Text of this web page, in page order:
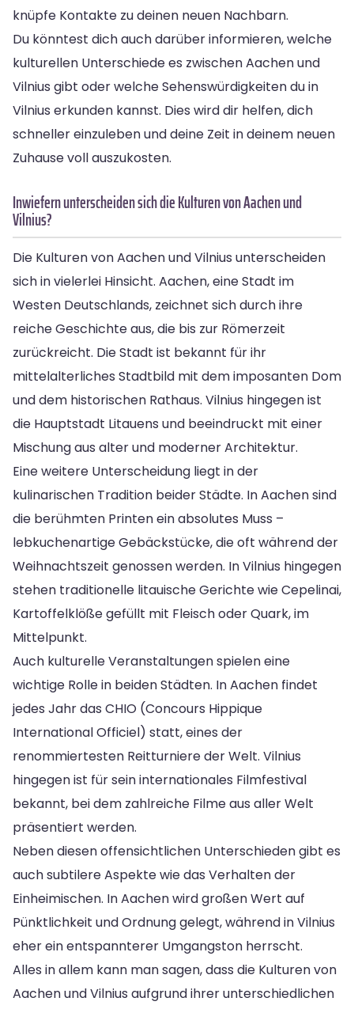
knüpfe Kontakte zu deinen neuen Nachbarn.
Du könntest dich auch darüber informieren, welche
kulturellen Unterschiede es zwischen Aachen und
Vilnius gibt oder welche Sehenswürdigkeiten du in
Vilnius erkunden kannst. Dies wird dir helfen, dich
schneller einzuleben und deine Zeit in deinem neuen
Zuhause voll auszukosten.
Inwiefern unterscheiden sich die Kulturen von Aachen und
Vilnius?
Die Kulturen von Aachen und Vilnius unterscheiden
sich in vielerlei Hinsicht. Aachen, eine Stadt im
Westen Deutschlands, zeichnet sich durch ihre
reiche Geschichte aus, die bis zur Römerzeit
zurückreicht. Die Stadt ist bekannt für ihr
mittelalterliches Stadtbild mit dem imposanten Dom
und dem historischen Rathaus. Vilnius hingegen ist
die Hauptstadt Litauens und beeindruckt mit einer
Mischung aus alter und moderner Architektur.
Eine weitere Unterscheidung liegt in der
kulinarischen Tradition beider Städte. In Aachen sind
die berühmten Printen ein absolutes Muss –
lebkuchenartige Gebäckstücke, die oft während der
Weihnachtszeit genossen werden. In Vilnius hingegen
stehen traditionelle litauische Gerichte wie Cepelinai,
Kartoffelklöße gefüllt mit Fleisch oder Quark, im
Mittelpunkt.
Auch kulturelle Veranstaltungen spielen eine
wichtige Rolle in beiden Städten. In Aachen findet
jedes Jahr das CHIO (Concours Hippique
International Officiel) statt, eines der
renommiertesten Reitturniere der Welt. Vilnius
hingegen ist für sein internationales Filmfestival
bekannt, bei dem zahlreiche Filme aus aller Welt
präsentiert werden.
Neben diesen offensichtlichen Unterschieden gibt es
auch subtilere Aspekte wie das Verhalten der
Einheimischen. In Aachen wird großen Wert auf
Pünktlichkeit und Ordnung gelegt, während in Vilnius
eher ein entspannterer Umgangston herrscht.
Alles in allem kann man sagen, dass die Kulturen von
Aachen und Vilnius aufgrund ihrer unterschiedlichen